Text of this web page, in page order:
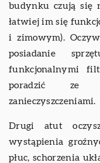
budynku czują się
łatwiej im się
i zimowym).
posiadanie
funkcjonalnymi
poradzić ze
zanieczyszczeniami.
Drugi atut
wystąpienia
płuc, schorzenia